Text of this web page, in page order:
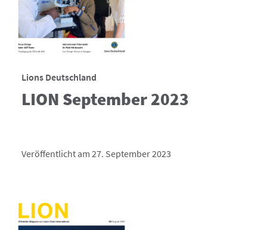
Lions Deutschland
LION September 2023
Veröffentlicht am 27. September 2023